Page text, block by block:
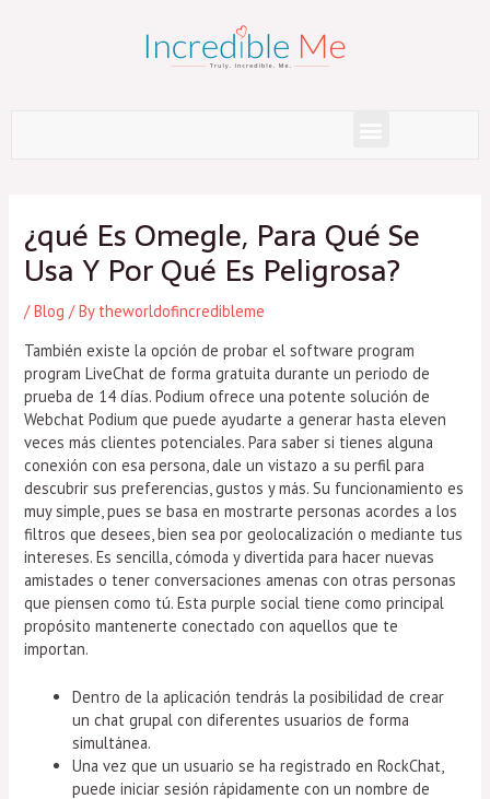
Menu
¿qué Es Omegle, Para Qué Se
Usa Y Por Qué Es Peligrosa?
/Blog / By theworldofincredibleme
También existe la opción de probar el software program
program LiveChat de forma gratuita durante un periodo de
prueba de 14 días. Podium ofrece una potente solución de
Webchat Podium que puede ayudarte a generar hasta eleven
veces más clientes potenciales. Para saber si tienes alguna
conexión con esa persona, dale un vistazo a su perfil para
descubrir sus preferencias, gustos y más. Su funcionamiento es
muy simple, pues se basa en mostrarte personas acordes a los
filtros que desees, bien sea por geolocalización o mediante tus
intereses. Es sencilla, cómoda y divertida para hacer nuevas
amistades o tener conversaciones amenas con otras personas
que piensen como tú. Esta purple social tiene como principal
propósito mantenerte conectado con aquellos que te
importan.
Dentro de la aplicación tendrás la posibilidad de crear
un chat grupal con diferentes usuarios de forma
simultánea.
Una vez que un usuario se ha registrado en RockChat,
puede iniciar sesión rápidamente con un nombre de